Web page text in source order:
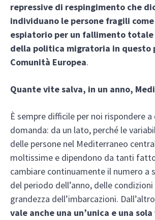
repressive di respingimento che
individuano le persone fragili
espiatorio per un fallimento
della politica migratoria in questo
Comunità Europea.
Quante vite salva, in un anno,
È sempre difficile per noi rispondere a
domanda: da un lato, perché le
delle persone nel Mediterraneo
moltissime e dipendono da tanti
cambiare continuamente il numero a
del periodo dell’anno, delle
grandezza dell’imbarcazioni.
vale anche una un’unica e una